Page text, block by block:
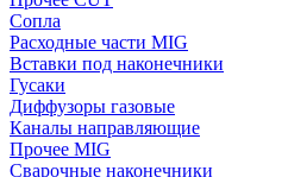
Сопла
Расходные части MIG
Вставки под наконечники
Гусаки
Диффузоры газовые
Каналы направляющие
Прочее MIG
Сварочные наконечники